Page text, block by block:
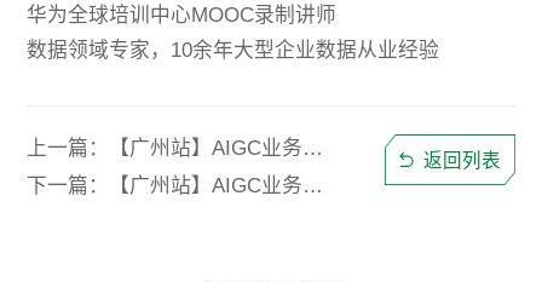
华为全球培训中心MOOC录制讲师
数据领域专家，10余年大型企业数据从业经验
上一篇：【广州站】AIGC业务提效实战公开课—实现工作十倍提效
下一篇：【广州站】AIGC业务提效实战公开课—实现工作十倍提效
返回列表